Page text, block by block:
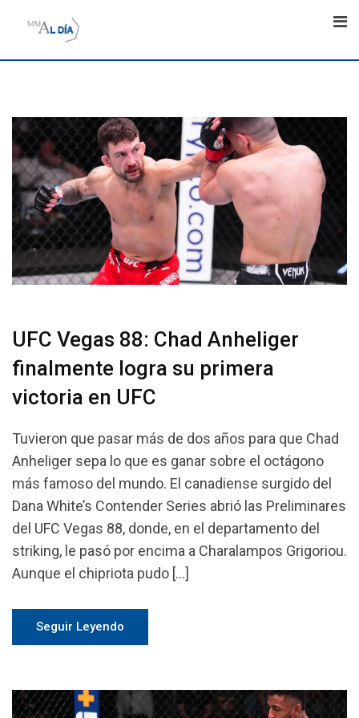
UFC Vegas 88: Chad Anheliger
finalmente logra su primera
victoria en UFC
Tuvieron que pasar más de dos años para que Chad
Anheliger sepa lo que es ganar sobre el octágono
más famoso del mundo. El canadiense surgido del
Dana White’s Contender Series abrió las Preliminares
del UFC Vegas 88, donde, en el departamento del
striking, le pasó por encima a Charalampos Grigoriou.
Aunque el chipriota pudo […]
Seguir Leyendo